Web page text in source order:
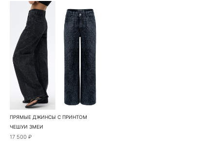
ПРЯМЫЕ ДЖИНСЫ С ПРИНТОМ
ЧЕШУИ ЗМЕИ
17 500 ₽